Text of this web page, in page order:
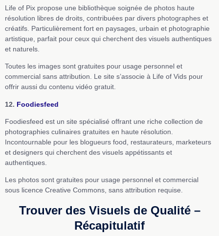
Life of Pix propose une bibliothèque soignée de photos haute
résolution libres de droits, contribuées par divers photographes et
créatifs. Particulièrement fort en paysages, urbain et photographie
artistique, parfait pour ceux qui cherchent des visuels authentiques
et naturels.
Toutes les images sont gratuites pour usage personnel et
commercial sans attribution. Le site s’associe à Life of Vids pour
offrir aussi du contenu vidéo gratuit.
12. Foodiesfeed
Foodiesfeed est un site spécialisé offrant une riche collection de
photographies culinaires gratuites en haute résolution.
Incontournable pour les blogueurs food, restaurateurs, marketeurs
et designers qui cherchent des visuels appétissants et
authentiques.
Les photos sont gratuites pour usage personnel et commercial
sous licence Creative Commons, sans attribution requise.
Trouver des Visuels de Qualité –
Récapitulatif